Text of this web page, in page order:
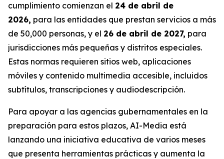
cumplimiento comienzan el 24 de abril de
2026, para las entidades que prestan servicios a más
de 50,000 personas, y el 26 de abril de 2027, para
jurisdicciones más pequeñas y distritos especiales.
Estas normas requieren sitios web, aplicaciones
móviles y contenido multimedia accesible, incluidos
subtítulos, transcripciones y audiodescripción.
Para apoyar a las agencias gubernamentales en la
preparación para estos plazos, AI-Media está
lanzando una iniciativa educativa de varios meses
que presenta herramientas prácticas y aumenta la